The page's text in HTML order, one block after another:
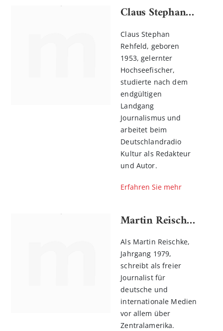
Claus Stephan Rehfeld
Claus Stephan
Rehfeld, geboren
1953, gelernter
Hochseefischer,
studierte nach dem
endgültigen
Landgang
Journalismus und
arbeitet beim
Deutschlandradio
Kultur als Redakteur
und Autor.
Erfahren Sie mehr
Martin Reischke
Als Martin Reischke,
Jahrgang 1979,
schreibt als freier
Journalist für
deutsche und
internationale Medien
vor allem über
Zentralamerika.